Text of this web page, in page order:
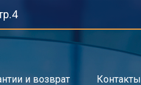
и возврат Контакты